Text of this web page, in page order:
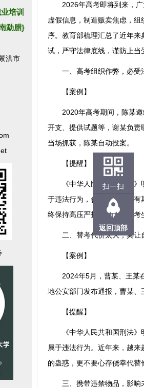
培训
勐腊}
洪市
2026年高考即将到来，广
虚假信息，制造贩卖焦虑，
序。教育部梳理汇总了近年
试，严守法律底线，谨防上
一、高考组织作弊，必受
【案例】
2020年高考期间，陈某邀
开支、提供试题等，谢某负
当场抓获，陈某自动投案。
【提醒】
《中华人民共和国刑法》明
于违法行为，参与者将面临
终保持高压严打态势。广大
二、替考代价太大，莫让
【案例】
2024年5月，曹某、王某在
地公安部门发布通报，曹某
【提醒】
《中华人民共和国刑法》明
属于违法行为。近年来，越
的蛊惑，更不要心存侥幸代
三、携带违禁物品，影响
扫一扫
返回顶部